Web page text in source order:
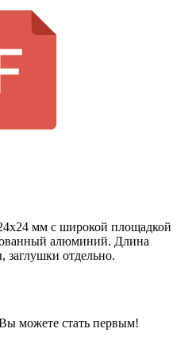
мм с широкой площадкой
алюминий. Длина
отдельно.
можете стать первым!